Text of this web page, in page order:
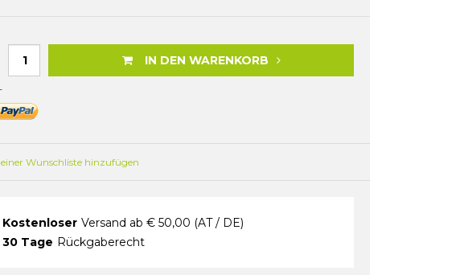
IN DEN WARENKORB
Wunschliste hinzufügen
Kostenloser Versand ab € 50,00 (AT / DE)
30 Tage Rückgaberecht